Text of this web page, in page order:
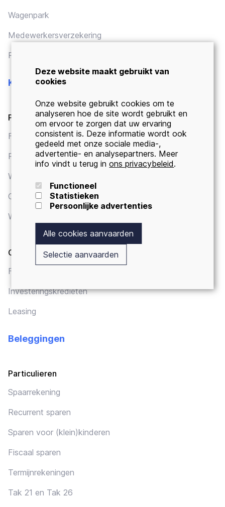
Deze website maakt gebruikt van
cookies
Onze website gebruikt cookies om te
analyseren hoe de site wordt gebruikt en
om ervoor te zorgen dat uw ervaring
consistent is. Deze informatie wordt ook
gedeeld met onze sociale media-,
advertentie- en analysepartners. Meer
info vindt u terug in ons privacybeleid.
Functioneel
Statistieken
Persoonlijke advertenties
Alle cookies aanvaarden
Selectie aanvaarden
Wagenpark
Medewerkersverzekering
Pensioen
Kredieten
Particulieren
Financieringen
Persoonlijke leningen
Woonkredieten
Overbruggingskredieten
Wettelijk kader
Ondernemers
Financieringen
Investeringskredieten
Leasing
Beleggingen
Particulieren
Spaarrekening
Recurrent sparen
Sparen voor (klein)kinderen
Fiscaal sparen
Termijnrekeningen
Tak 21 en Tak 26